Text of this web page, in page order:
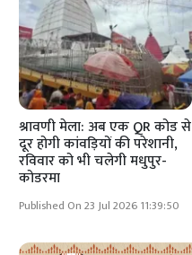
श्रावणी मेला: अब एक QR कोड से
दूर होगी कांवड़ियों की परेशानी,
रविवार को भी चलेगी मधुपुर-
कोडरमा
Published On 23 Jul 2026 11:39:50